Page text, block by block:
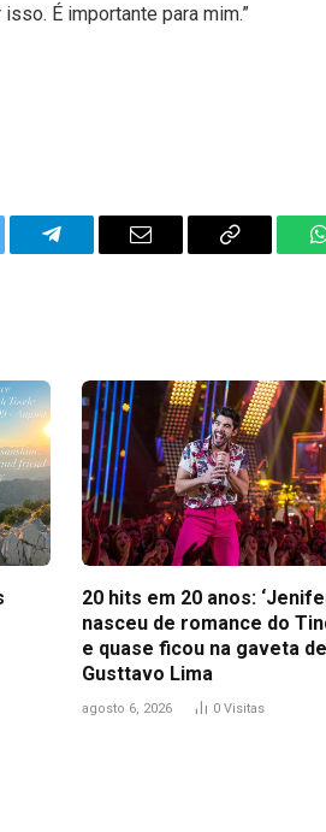
É importante para mim.”
Telegram Email
Copy
20 hits em 20 anos:
nasceu de romance do
e quase ficou na gaveta de
Gusttavo Lima
agosto 6, 2026 0 Visitas